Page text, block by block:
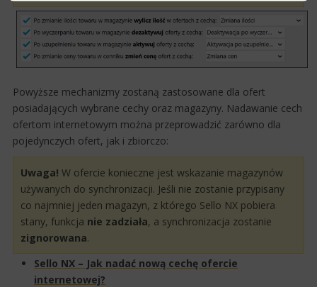
Powyższe mechanizmy zostaną zastosowane​ dla of​e​​rt
posiadających wybrane cechy oraz magazyny. Nadawanie cech
ofertom internetowym można przeprowadzić zarówno dla
pojedynczych ofert, jak i zbiorczo:
​Uwaga! W ofercie konieczne jest wskazanie magazynów
używan​ych do synchronizacji. Jeśli nie zostanie przypisany
co najmniej jeden magazyn, z którego Sello NX pobier​a
stany, funkcja nie zadziała, a synchronizacja zostanie
zignorowana.
​Sello NX – Jak nadać nową cechę ofercie
internetowej?